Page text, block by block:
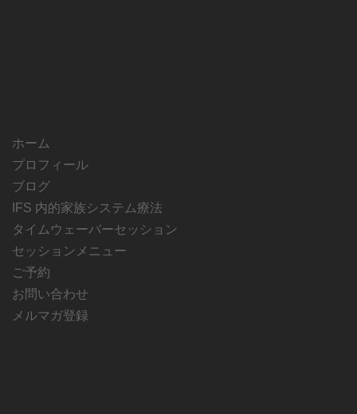
ホーム
プロフィール
ブログ
IFS 内的家族システム療法
タイムウェーバーセッション
セッションメニュー
ご予約
お問い合わせ
メルマガ登録